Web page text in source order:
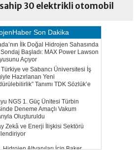
30 elektrikli otomobil
Son Dakika
İlk Doğal Hidrojen Sahasında
Başladı: MAX Power Lawson
Açıyor
ve Sabancı Üniversitesi İş
Hazırlanan Yeni
Tanımı TDK Sözlük’e
NGS 1. Güç Ünitesi Türbin
Deneme Amaçlı Vakum
Oluşturuldu
Zekâ ve Enerji İlişkisi Sektörü
Hidrojen Altyapıları İçin Baker